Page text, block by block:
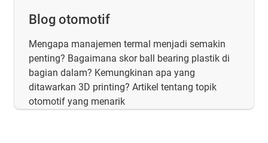
Blog otomotif
Mengapa manajemen termal menjadi semakin
penting? Bagaimana skor ball bearing plastik di
bagian dalam? Kemungkinan apa yang
ditawarkan 3D printing? Artikel tentang topik
otomotif yang menarik